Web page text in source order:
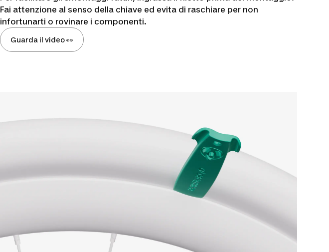
Fai attenzione al senso della chiave ed evita di raschiare per non
infortunarti o rovinare i componenti.
Guarda il video 👀